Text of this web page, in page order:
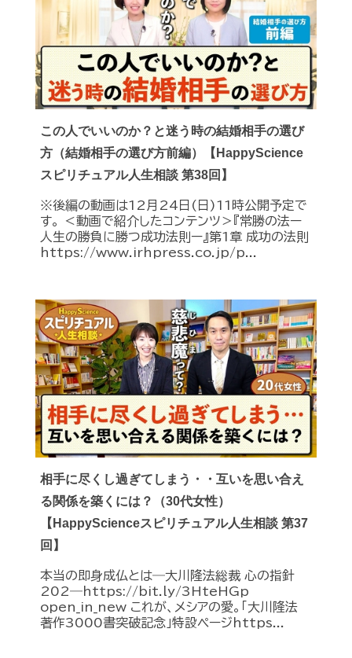
この人でいいのか？と迷う時の結婚相手の選び
方（結婚相手の選び方前編）【HappyScience
スピリチュアル人生相談 第38回】
※後編の動画は12月24日(日)11時公開予定で
す。 ＜動画で紹介したコンテンツ＞『常勝の法ー
人生の勝負に勝つ成功法則ー』第1章 成功の法則
https://www.irhpress.co.jp/p...
相手に尽くし過ぎてしまう・・互いを思い合え
る関係を築くには？（30代女性）
【HappyScienceスピリチュアル人生相談 第37
回】
本当の即身成仏とは―大川隆法総裁 心の指針
202―https://bit.ly/3HteHGp
open_in_new これが、メシアの愛。「大川隆法
著作3000書突破記念」特設ページhttps...